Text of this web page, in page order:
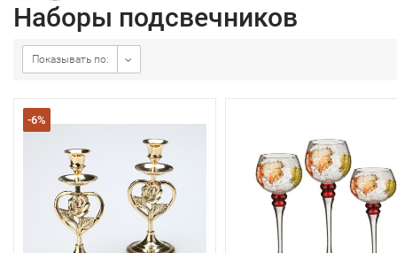
Наборы подсвечников
Показывать по:
-6%